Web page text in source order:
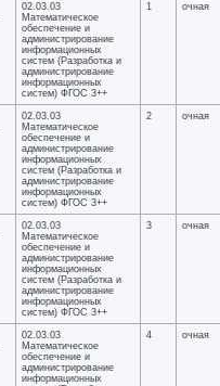
02.03.03
Математическое
обеспечение и
администрирование
информационных
систем (Разработка и
администрирование
информационных
систем) ФГОС 3++
1 очная
02.03.03
Математическое
обеспечение и
администрирование
информационных
систем (Разработка и
администрирование
информационных
систем) ФГОС 3++
2 очная
02.03.03
Математическое
обеспечение и
администрирование
информационных
систем (Разработка и
администрирование
информационных
систем) ФГОС 3++
3 очная
02.03.03
Математическое
обеспечение и
администрирование
информационных
4 очная